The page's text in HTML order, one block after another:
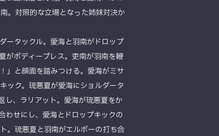
。対照的な立場となった姉妹対決か
ータックル。愛海と羽南がドロップ
がボディープレス。吏南が羽南を鞭
」と顔面を踏みつける。愛海がミサ
ック。琉悪夏が愛海にショルダータ
し、ラリアット。愛海が琉悪夏をか
わせにし、愛海とドロップキックの
。琉悪夏と羽南がエルボーの打ち合